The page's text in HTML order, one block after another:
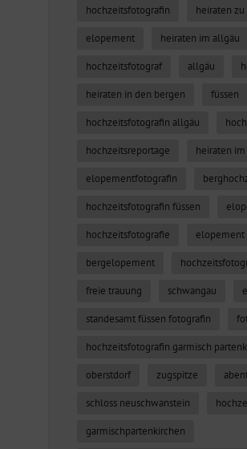
hochzeitsfotografin heiraten
elopement heiraten im allgäu
hochzeitsfotograf allgäu
heiraten in den bergen füssen
hochzeitsfotografin allgäu
hochzeitsreportage heiraten
elopementfotografin
hochzeitsfotografin füssen
hochzeitsfotografie elopement
bergelopement
freie trauung schwangau
standesamt füssen fotografin
hochzeitsfotografin garmisch
oberstdorf zugspitze
schloss neuschwanstein
garmischpartenkirchen